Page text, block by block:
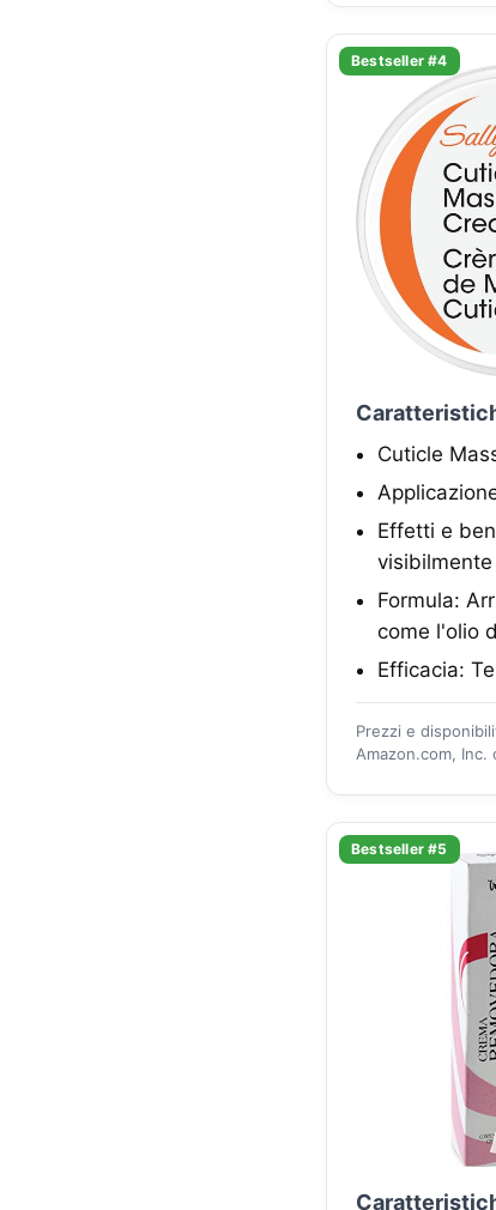
Bestseller #4
Cuticle
Effetti e
Formula:
come l'olio
Efficacia:
Prezzi e
Amazon.com, Inc.
Bestseller #5